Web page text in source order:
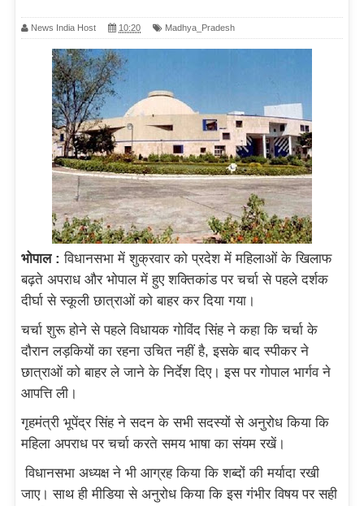
News India Host 10:20 Madhya_Pradesh
भोपाल : विधानसभा में शुक्रवार को प्रदेश में महिलाओं के खिलाफ
बढ़ते अपराध और भोपाल में हुए शक्तिकांड पर चर्चा से पहले दर्शक
दीर्घा से स्कूली छात्राओं को बाहर कर दिया गया।
चर्चा शुरू होने से पहले विधायक गोविंद सिंह ने कहा कि चर्चा के
दौरान लड़कियों का रहना उचित नहीं है, इसके बाद स्पीकर ने
छात्राओं को बाहर ले जाने के निर्देश दिए। इस पर गोपाल भार्गव ने
आपत्ति ली।
गृहमंत्री भूपेंद्र सिंह ने सदन के सभी सदस्यों से अनुरोध किया कि
महिला अपराध पर चर्चा करते समय भाषा का संयम रखें।
विधानसभा अध्यक्ष ने भी आग्रह किया कि शब्दों की मर्यादा रखी
जाए। साथ ही मीडिया से अनुरोध किया कि इस गंभीर विषय पर सही